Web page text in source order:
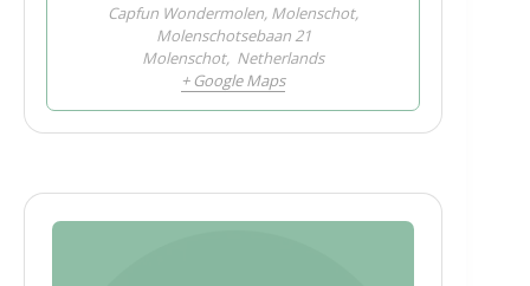
Capfun Wondermolen, Molenschot,
Molenschotsebaan 21
Molenschot, Netherlands
+ Google Maps